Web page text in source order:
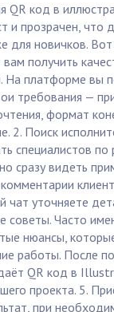
QR код в
и прозрачен, что
для новичков.
получить
На платформе вы
требования —
формат
2. Поиск
специалистов по
сразу видеть
чат уточняете
советы. Часто
нюансы,
работы. После
QR код в
проекта. 5.
при